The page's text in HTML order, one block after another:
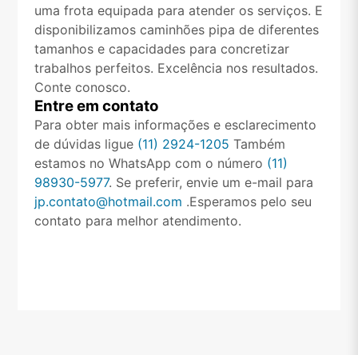
uma frota equipada para atender os serviços. E
disponibilizamos caminhões pipa de diferentes
tamanhos e capacidades para concretizar
trabalhos perfeitos. Excelência nos resultados.
Conte conosco.
Entre em contato
Para obter mais informações e esclarecimento
de dúvidas ligue (11) 2924-1205 Também
estamos no WhatsApp com o número (11)
98930-5977. Se preferir, envie um e-mail para
jp.contato@hotmail.com .Esperamos pelo seu
contato para melhor atendimento.